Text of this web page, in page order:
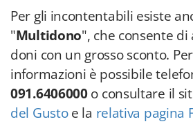
Per gli incontentabili esiste
"Multidono", che consente
doni con un grosso sconto.
informazioni è possibile
091.6406000o consultare il
del Gustoe la relativa pagina